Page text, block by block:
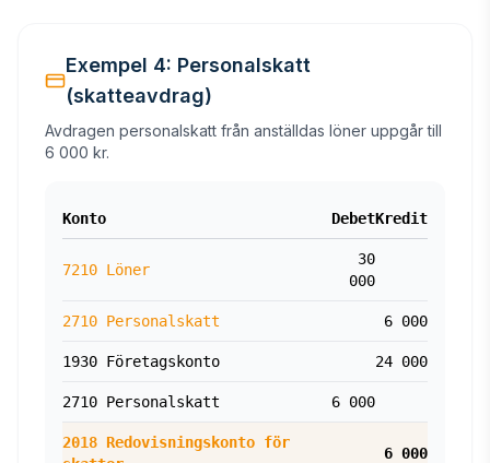
Exempel 4: Personalskatt
(skatteavdrag)
Avdragen personalskatt från anställdas löner uppgår till
6 000 kr.
Konto DebetKredit
7210 Löner
30
000
2710 Personalskatt 6 000
1930 Företagskonto 24 000
2710 Personalskatt 6 000
2018 Redovisningskonto för
6 000